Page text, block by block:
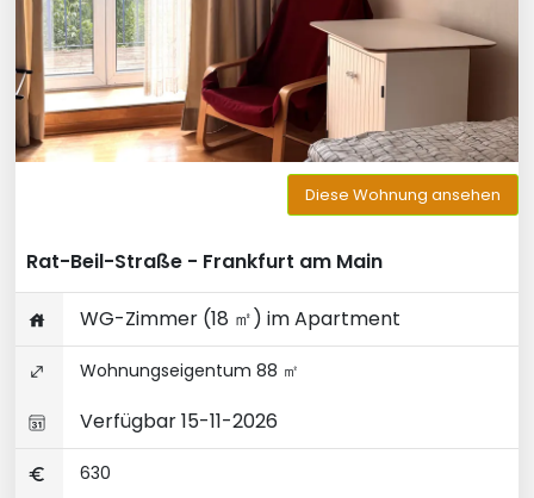
Diese Wohnung ansehen
Rat-Beil-Straße - Frankfurt am Main
WG-Zimmer (18 ㎡) im Apartment
Wohnungseigentum 88 ㎡
Verfügbar 15-11-2026
630